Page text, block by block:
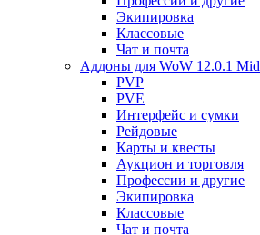
Экипировка
Классовые
Чат и почта
Аддоны для WoW 12.0.1
PVP
PVE
Интерфейс и сумки
Рейдовые
Карты и квесты
Аукцион и торговля
Профессии и другие
Экипировка
Классовые
Чат и почта